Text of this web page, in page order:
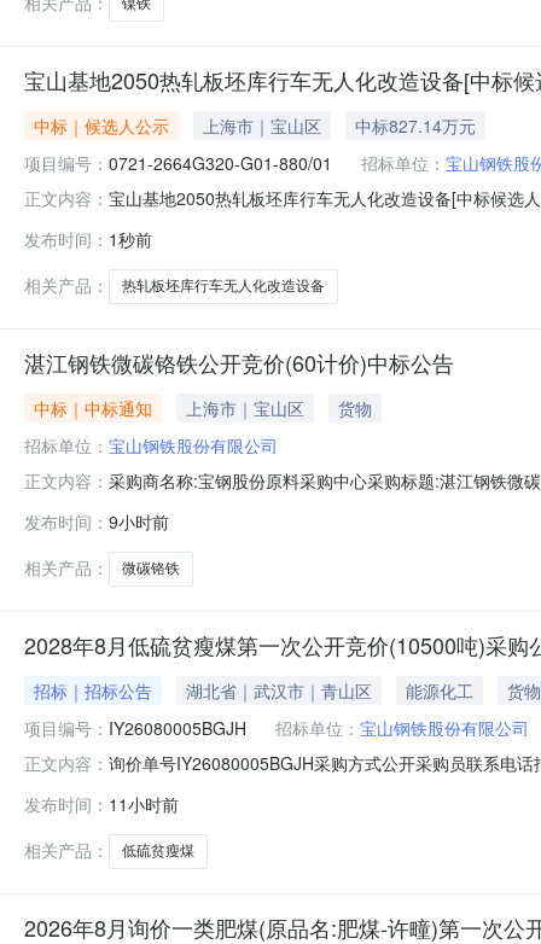
镍铁
宝山基地2050热轧板坯库行车无人化改造设备[中标
中标｜候选人公示 上海市｜宝山区
中标827.14万元
项目编号： 0721-2664G320-G01-880/01 招标单位： 宝山钢铁股
正文内容： 宝山基地2050热轧板坯库行车无人化改造设备[中标候选
人化改造设备的中标候选人，现公示如下：一、评标情
发布时间： 1秒前
相关产品：
热轧板坯库行车无人化改造设备
湛江钢铁微碳铬铁公开竞价(60计价)中标公告
中标｜中标通知 上海市｜宝山区
货物
招标单位： 宝山钢铁股份有限公司
正文内容： 采购商名称:宝钢股份原料采购中心采购标题:湛江钢铁微
发布时间： 9小时前
相关产品：
微碳铬铁
2028年8月低硫贫瘦煤第一次公开竞价(10500吨)采购
招标｜招标公告 湖北省｜武汉市｜青山区 能源化工
货物
项目编号： IY26080005BGJH 招标单位： 宝山钢铁股份有限公司
正文内容： 询价单号IY26080005BGJH采购方式公开采购员联系电
证金额度：2000000.0元三、商务条款：定价说明：湿
发布时间： 11小时前
相关产品：
低硫贫瘦煤
2026年8月询价一类肥煤(原品名:肥煤-许疃)第一次